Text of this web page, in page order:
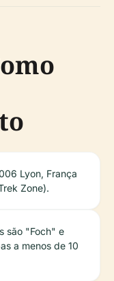
Lyon, França
Zone).
são "Foch" e
a menos de 10